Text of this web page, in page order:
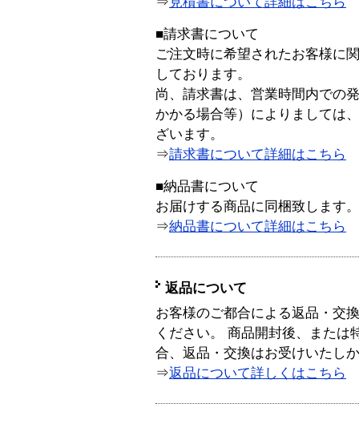
■請求書について
ご注文時に希望されたお客様に
しております。
尚、請求書は、営業時間内での
かかる場合等）によりましては
ざいます。
⇒請求書について詳細はこちら
■納品書について
お届けする商品に同梱致します。
⇒納品書について詳細はこちら
返品について
お客様のご都合による返品・交
ください。 商品開封後、または
合、返品・交換はお受けいたし
⇒返品について詳しくはこちら